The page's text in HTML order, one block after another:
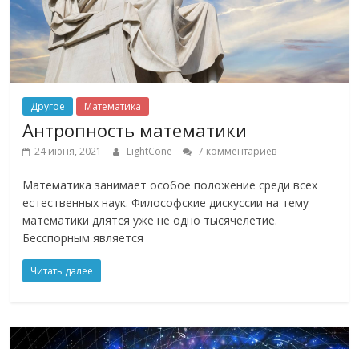
Другое Математика
Антропность математики
24 июня, 2021 LightCone 7 комментариев
Математика занимает особое положение среди всех
естественных наук. Философские дискуссии на тему
математики длятся уже не одно тысячелетие.
Бесспорным является
Читать далее